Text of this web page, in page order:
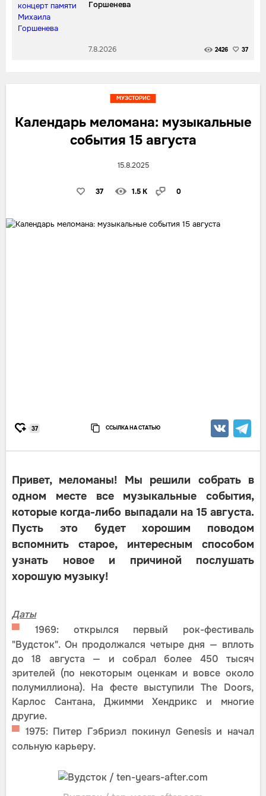
Горшенева
7.8.2026 2426 37
Календарь меломана: музыкальные
события 15 августа
15.8.2025
37 1.5 K 0
МУЗСТОРИС
37 ССЫЛКА НА СТАТЬЮ
Привет, меломаны! Мы решили собрать в
одном месте все музыкальные события,
которые когда-либо выпадали на 15 августа.
Пусть это будет хорошим поводом
вспомнить старое, интересным способом
узнать новое и причиной послушать
хорошую музыку!
Даты
▀ 1969: открылся первый рок-фестиваль
"Вудсток". Он продолжался четыре дня — вплоть
до 18 августа — и собрал более 450 тысяч
зрителей (по некоторым оценкам и вовсе около
полумиллиона). На фесте выступили The Doors,
Карлос Сантана, Джимми Хендрикс и многие
другие.
▀ 1975: Питер Гэбриэл покинул Genesis и начал
сольную карьеру.